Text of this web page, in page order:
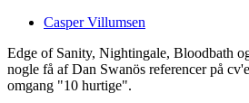
Casper Villumsen
Edge of Sanity, Nightingale, Bloodbath
nogle få af Dan Swanös referencer på
omgang "10 hurtige".